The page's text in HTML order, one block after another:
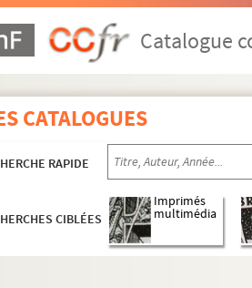
Catalogue
CATALOGUES
RAPIDE
CIBLÉES
Imprimés
multimédia